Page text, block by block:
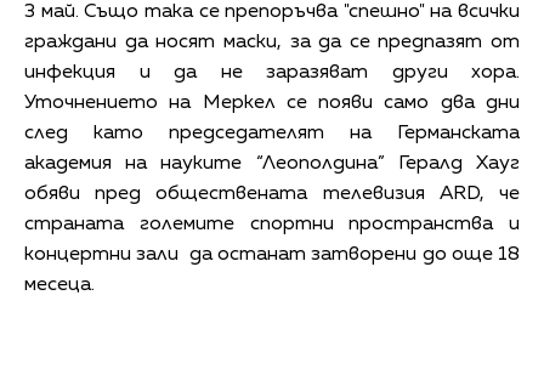
3 май. Също така се препоръчва "спешно" на всички
граждани да носят маски, за да се предпазят от
инфекция и да не заразяват други хора.
Уточнението на Меркел се появи само два дни
след като председателят на Германската
академия на науките “Леополдина” Гералд Хауг
обяви пред обществената телевизия ARD, че
страната големите спортни пространства и
концертни зали да останат затворени до още 18
месеца.